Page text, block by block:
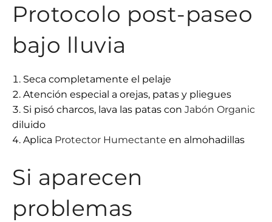
Protocolo post-paseo
bajo lluvia
Seca completamente el pelaje
Atención especial a orejas, patas y pliegues
Si pisó charcos, lava las patas con Jabón Organic
diluido
Aplica Protector Humectante en almohadillas
Si aparecen
problemas